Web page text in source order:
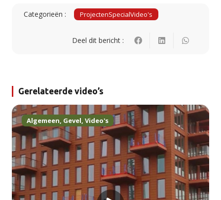
Categorieën : ProjectenSpecialVideo's
Deel dit bericht :
Gerelateerde video’s
Algemeen, Gevel, Video's